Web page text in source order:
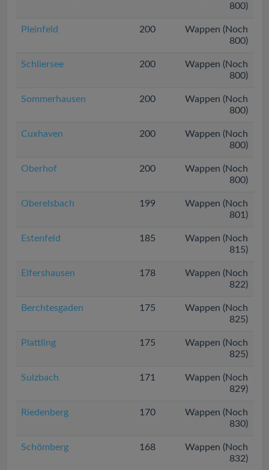
800)
Pleinfeld 200
Wappen (Noch
800)
Schliersee 200
Wappen (Noch
800)
Sommerhausen 200
Wappen (Noch
800)
Cuxhaven 200
Wappen (Noch
800)
Oberhof 200
Wappen (Noch
800)
Oberelsbach 199
Wappen (Noch
801)
Estenfeld 185
Wappen (Noch
815)
Elfershausen 178
Wappen (Noch
822)
Berchtesgaden 175
Wappen (Noch
825)
Plattling 175
Wappen (Noch
825)
Sulzbach 171
Wappen (Noch
829)
Riedenberg 170
Wappen (Noch
830)
Schömberg 168
Wappen (Noch
832)